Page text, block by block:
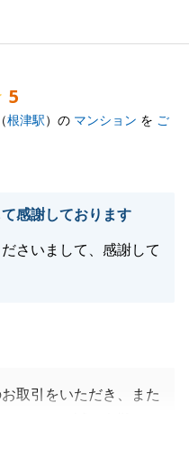
したらご連絡お気軽に
5
根津駅）の マンション を ご
感謝しております
さいまして、感謝して
取引をいただき、また